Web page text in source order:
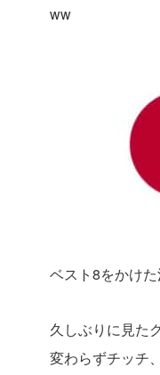
ww
ベスト8をかけた
久しぶりに見た
変わらずチッチ